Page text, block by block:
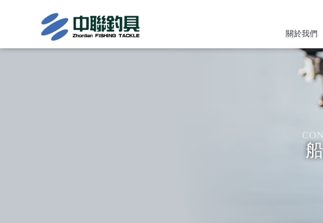
關於我們